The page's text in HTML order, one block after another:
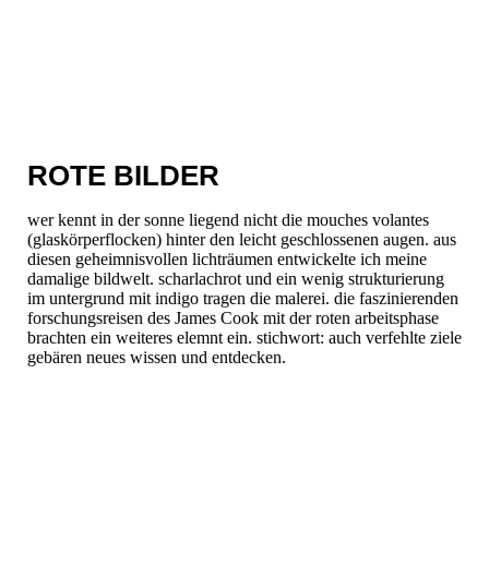
ROTE BILDER
wer kennt in der sonne liegend nicht die mouches volantes
(glaskörperflocken) hinter den leicht geschlossenen augen. aus
diesen geheimnisvollen lichträumen entwickelte ich meine
damalige bildwelt. scharlachrot und ein wenig strukturierung
im untergrund mit indigo tragen die malerei. die faszinierenden
forschungsreisen des James Cook mit der roten arbeitsphase
brachten ein weiteres elemnt ein. stichwort: auch verfehlte ziele
gebären neues wissen und entdecken.